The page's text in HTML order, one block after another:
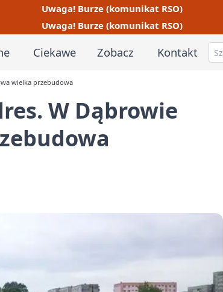
Uwaga! Burze (komunikat RSO)
Uwaga! Burze (komunikat RSO)
Ciekawe Zobacz Kontakt
wielka przebudowa
W Dąbrowie